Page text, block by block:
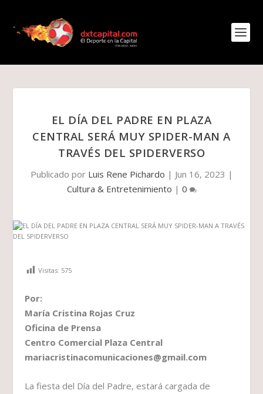
EL DÍA DEL PADRE EN PLAZA
CENTRAL SERÁ MUY SPIDER-MAN A
TRAVÉS DEL SPIDERVERSO
Publicado por Luis Rene Pichardo | Jun 16, 2023 |
Cultura & Entretenimiento | 0
Visitas: 575
Por:
María Cristina Rojas Cruz
Oficina de Prensa
Centro Comercial Plaza Central
mariacristinacomunicaciones@gmail.com
La fiesta del Día del Padre, estará cargada de